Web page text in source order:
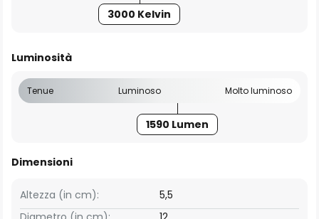
3000 Kelvin
Luminosità
Tenue Luminoso Molto luminoso
1590 Lumen
Dimensioni
Altezza (in cm):
5,5